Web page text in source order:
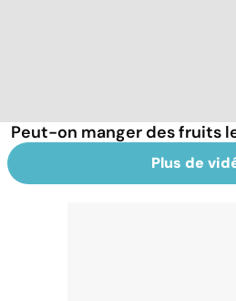
Peut-on manger des fruits
Plus de